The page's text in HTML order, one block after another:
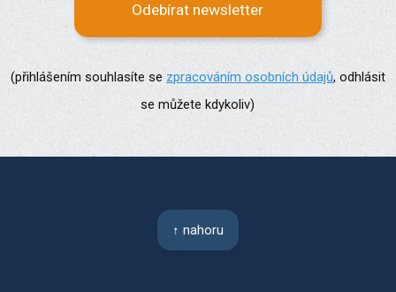
Odebírat newsletter
(přihlášením souhlasíte se zpracováním osobních údajů, odhlásit
se můžete kdykoliv)
↑ nahoru